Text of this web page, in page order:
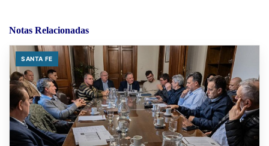
Notas Relacionadas
SANTA FE